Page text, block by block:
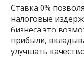
Ставка 0%
налоговые
бизнеса это
прибыли,
улучшать